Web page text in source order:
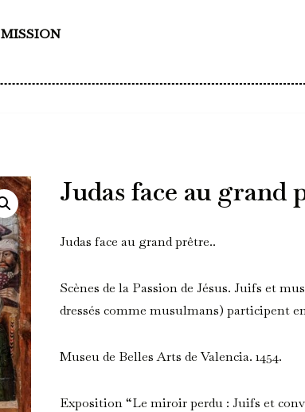
MISSION
Judas face au grand
Judas face au grand prêtre..
Scènes de la Passion de Jésus. Juifs et
dressés comme musulmans) participent
Museu de Belles Arts de Valencia. 1454.
Exposition “Le miroir perdu : Juifs et